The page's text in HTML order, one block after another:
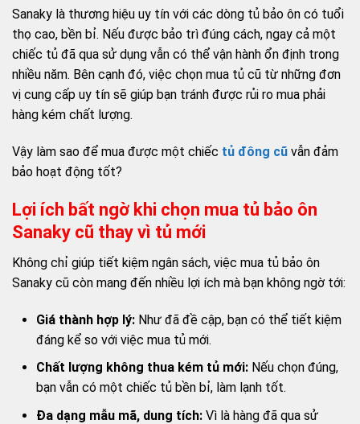
Sanaky là thương hiệu uy tín với các dòng tủ bảo ôn có tuổi
thọ cao, bền bỉ. Nếu được bảo trì đúng cách, ngay cả một
chiếc tủ đã qua sử dụng vẫn có thể vận hành ổn định trong
nhiều năm. Bên cạnh đó, việc chọn mua tủ cũ từ những đơn
vị cung cấp uy tín sẽ giúp bạn tránh được rủi ro mua phải
hàng kém chất lượng.
Vậy làm sao để mua được một chiếc tủ đông cũ vẫn đảm
bảo hoạt động tốt?
Lợi ích bất ngờ khi chọn mua tủ bảo ôn
Sanaky cũ thay vì tủ mới
Không chỉ giúp tiết kiệm ngân sách, việc mua tủ bảo ôn
Sanaky cũ còn mang đến nhiều lợi ích mà bạn không ngờ tới:
Giá thành hợp lý: Như đã đề cập, bạn có thể tiết kiệm
đáng kể so với việc mua tủ mới.
Chất lượng không thua kém tủ mới: Nếu chọn đúng,
bạn vẫn có một chiếc tủ bền bỉ, làm lạnh tốt.
Đa dạng mẫu mã, dung tích: Vì là hàng đã qua sử